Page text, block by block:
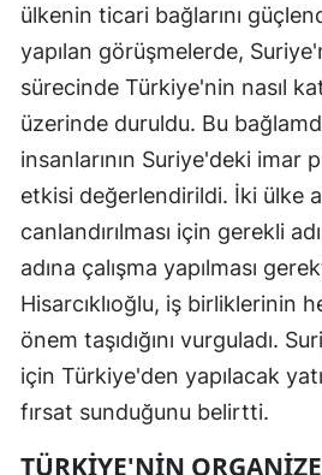
ülkenin ticari bağlarını
yapılan görüşmelerde,
sürecinde Türkiye'nin nasıl
üzerinde duruldu. Bu
insanlarının Suriye'deki imar
etkisi değerlendirildi. İki ülke
canlandırılması için gerekli
adına çalışma yapılması
Hisarcıklıoğlu, iş birliklerinin
önem taşıdığını vurguladı.
için Türkiye'den yapılacak
fırsat sunduğunu belirtti.
TÜRKIYE'NIN